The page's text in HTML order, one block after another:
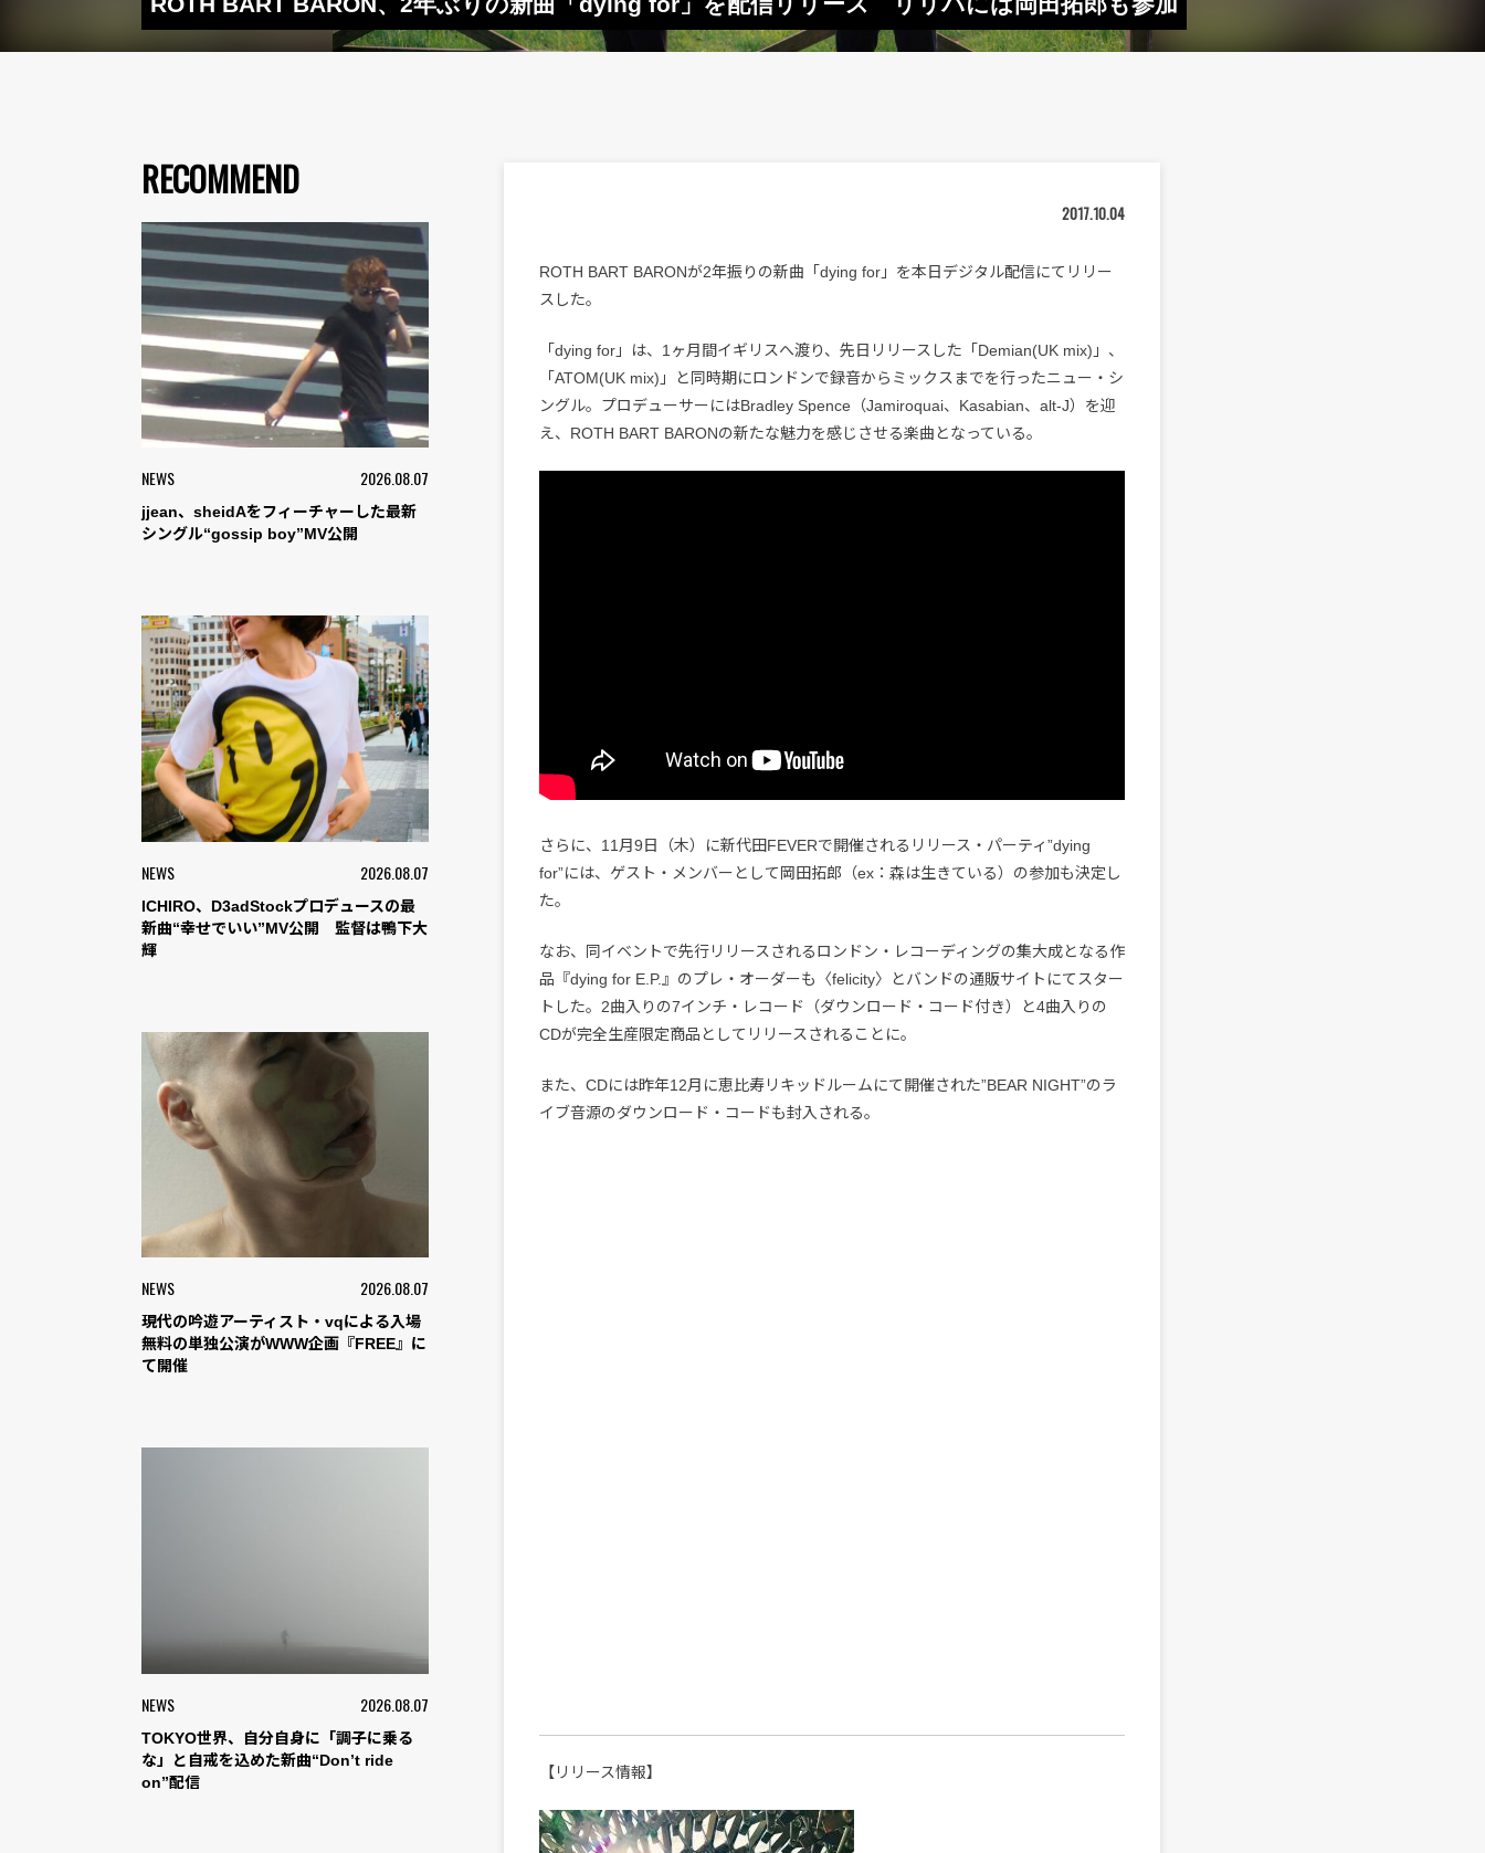
RECOMMEND
NEWS 2026.08.07
jjean、sheidAをフィーチャーした最新
シングル“gossip boy”MV公開
NEWS 2026.08.07
ICHIRO、D3adStockプロデュースの最
新曲“幸せでいい”MV公開 監督は鴨下大
輝
NEWS 2026.08.07
現代の吟遊アーティスト・vqによる入場
無料の単独公演がWWW企画『FREE』に
て開催
NEWS 2026.08.07
TOKYO世界、自分自身に「調子に乗る
な」と自戒を込めた新曲“Don’t ride
on”配信
2017.10.04
ROTH BART BARONが2年振りの新曲「dying for」を本日デジタル配信にてリリー
スした。
「dying for」は、1ヶ月間イギリスへ渡り、先日リリースした「Demian(UK mix)」、
「ATOM(UK mix)」と同時期にロンドンで録音からミックスまでを行ったニュー・シ
ングル。プロデューサーにはBradley Spence（Jamiroquai、Kasabian、alt-J）を迎
え、ROTH BART BARONの新たな魅力を感じさせる楽曲となっている。
さらに、11月9日（木）に新代田FEVERで開催されるリリース・パーティ”dying
for”には、ゲスト・メンバーとして岡田拓郎（ex：森は生きている）の参加も決定し
た。
なお、同イベントで先行リリースされるロンドン・レコーディングの集大成となる作
品『dying for E.P.』のプレ・オーダーも〈felicity〉とバンドの通販サイトにてスター
トした。2曲入りの7インチ・レコード（ダウンロード・コード付き）と4曲入りの
CDが完全生産限定商品としてリリースされることに。
また、CDには昨年12月に恵比寿リキッドルームにて開催された”BEAR NIGHT”のラ
イブ音源のダウンロード・コードも封入される。
【リリース情報】